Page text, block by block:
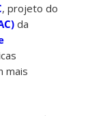
, projeto do
da
mais